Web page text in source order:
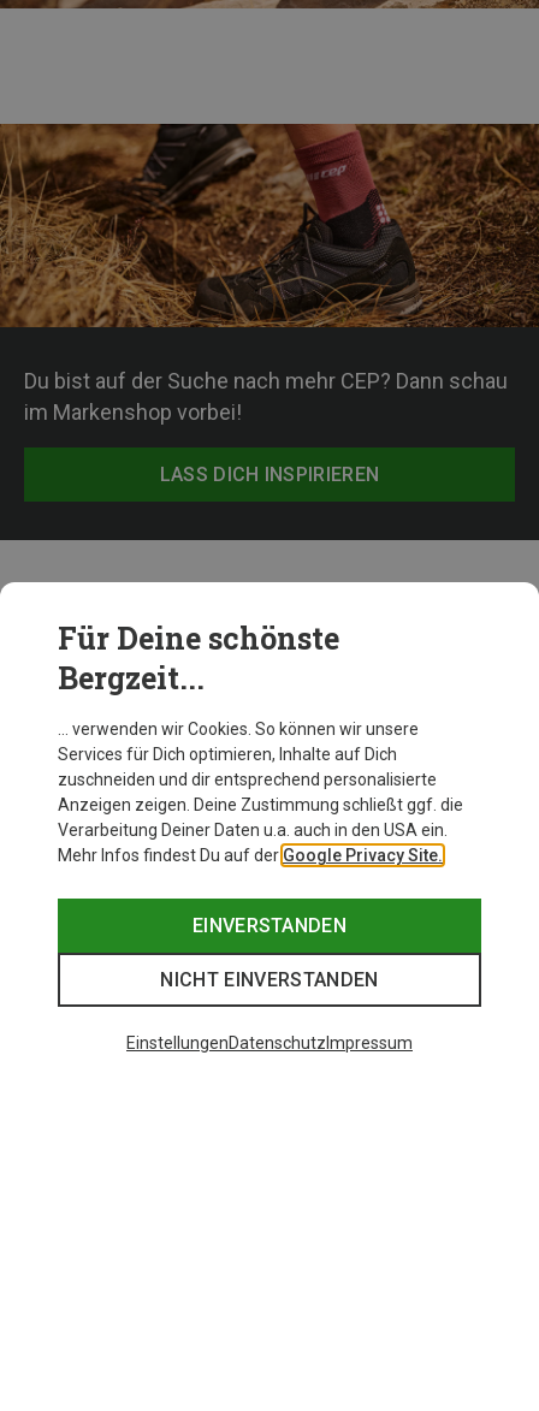
Du bist auf der Suche nach mehr CEP? Dann schau
im Markenshop vorbei!
LASS DICH INSPIRIEREN
Du sparst 50%
Für Deine schönste
Bergzeit...
… verwenden wir Cookies. So können wir unsere
Services für Dich optimieren, Inhalte auf Dich
zuschneiden und dir entsprechend personalisierte
Anzeigen zeigen. Deine Zustimmung schließt ggf. die
Verarbeitung Deiner Daten u.a. auch in den USA ein.
Mehr Infos findest Du auf der Google Privacy Site.
EINVERSTANDEN
NICHT EINVERSTANDEN
EinstellungenDatenschutz Impressum